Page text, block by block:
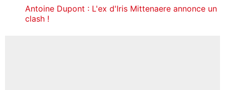
Antoine Dupont : L'ex d'Iris Mittenaere annonce un
clash !